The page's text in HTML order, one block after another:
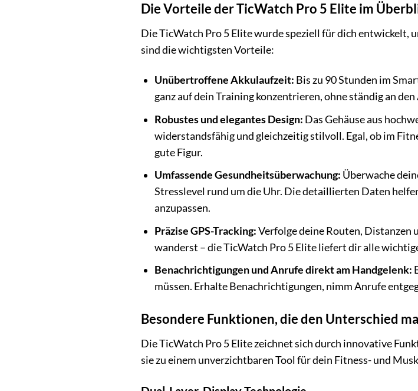
Die Vorteile der TicWatch Pro 5 Elite im
Die TicWatch Pro 5 Elite wurde speziell für dich
sind die wichtigsten Vorteile:
Unübertroffene Akkulaufzeit: Bis zu 90 Stunden im
ganz auf dein Training konzentrieren, ohne ständig an den
Robustes und elegantes Design: Das Gehäuse aus
widerstandsfähig und gleichzeitig stilvoll. Egal, ob im
gute Figur.
Umfassende Gesundheitsüberwachung: Überwache
Stresslevel rund um die Uhr. Die detaillierten Daten
anzupassen.
Präzise GPS-Tracking:Verfolge deine Routen, Distanzen
wanderst – die TicWatch Pro 5 Elite liefert dir alle
Benachrichtigungen und Anrufe direkt am Handgelenk:
müssen. Erhalte Benachrichtigungen, nimm Anrufe
Besondere Funktionen, die den Unterschied
Die TicWatch Pro 5 Elite zeichnet sich durch innovative
sie zu einem unverzichtbaren Tool für dein Fitness- und